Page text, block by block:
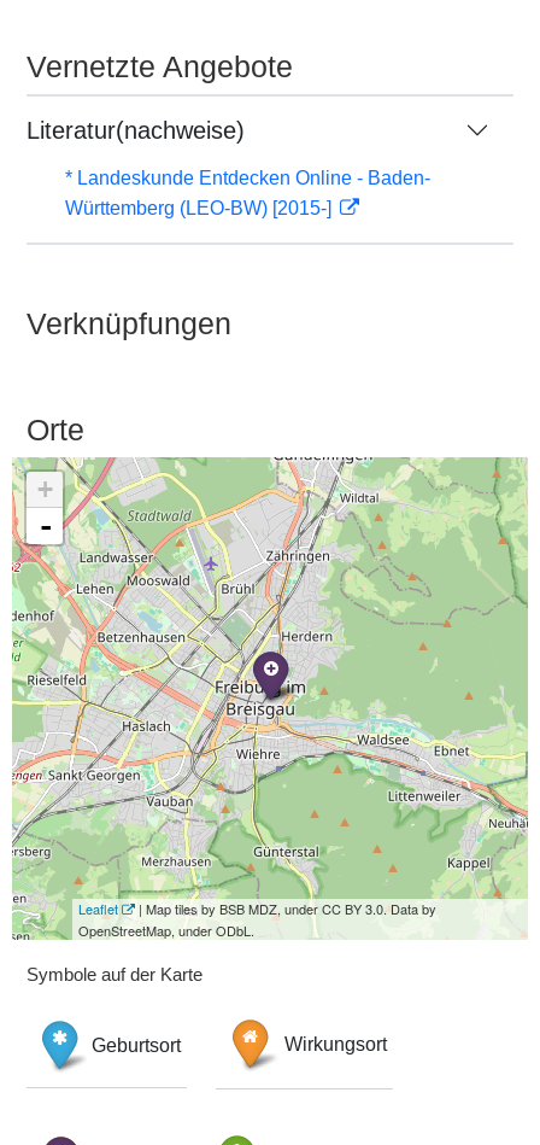
Vernetzte Angebote
Literatur(nachweise)
* Landeskunde Entdecken Online - Baden-
Württemberg (LEO-BW) [2015-]
Verknüpfungen
Orte
+
-
Leaflet
| Map tiles by BSB MDZ, under CC BY 3.0. Data by
OpenStreetMap, under ODbL.
Symbole auf der Karte
Geburtsort Wirkungsort